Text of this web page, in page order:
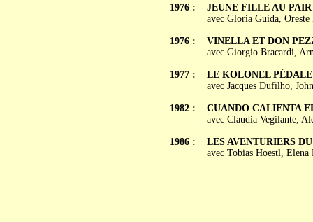
1976 :
1976 :
1977 :
1982 :
1986 :
JEUNE FILLE AU
avec Gloria Guida,
VINELLA ET DON
avec Giorgio Bracardi,
LE KOLONEL
avec Jacques Dufilho,
CUANDO CALIENTA
avec Claudia Vegilante,
LES AVENTURIERS
avec Tobias Hoestl,